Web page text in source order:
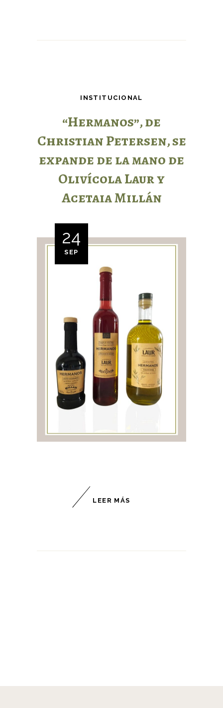
INSTITUCIONAL
“Hermanos”, de
Christian Petersen, se
expande de la mano de
Olivícola Laur y
Acetaia Millán
24
SEP
LEER MÁS